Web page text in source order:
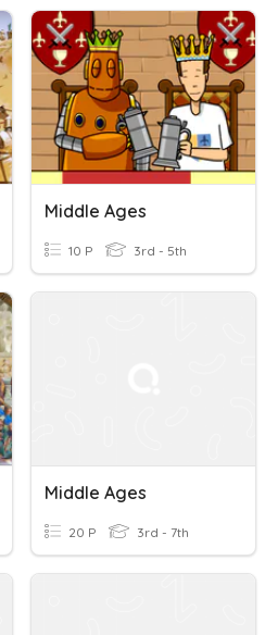
Middle Ages
10 P 3rd - 5th
Middle Ages
20 P 3rd - 7th